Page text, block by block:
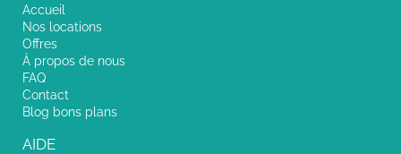
Accueil
Nos locations
Offres
À propos de nous
FAQ
Contact
Blog bons plans
AIDE